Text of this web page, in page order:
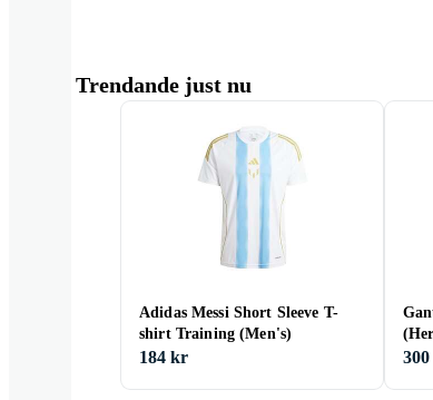
Trendande just nu
Adidas Messi Short Sleeve T-
shirt Training (Men's)
184 kr